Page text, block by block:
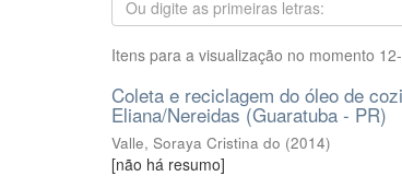
Itens para a visualização no momento
Coleta e reciclagem do óleo de
Eliana/Nereidas (Guaratuba - PR)
Valle, Soraya Cristina do (2014)
[não há resumo]